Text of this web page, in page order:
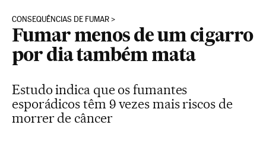
CONSEQUÊNCIAS DE FUMAR
Fumar menos de um cigarro
por dia também mata
Estudo indica que os fumantes
esporádicos têm 9 vezes mais riscos de
morrer de câncer